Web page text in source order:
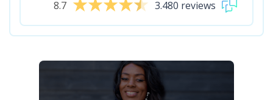
8.7 3.480 reviews